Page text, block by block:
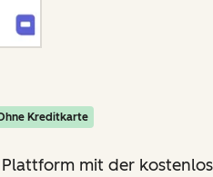
Kreditkarte
mit der